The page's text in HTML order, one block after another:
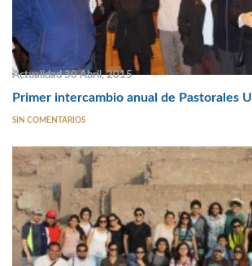
Actualidad 30 Abril, 2015
Primer intercambio anual de Pastorales
SIN COMENTARIOS